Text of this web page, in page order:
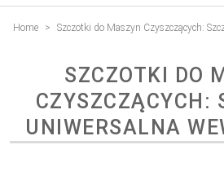
Home Szczotki do Maszyn Czyszczących:
SZCZOTKI DO
CZYSZCZĄCYCH:
UNIWERSALNA